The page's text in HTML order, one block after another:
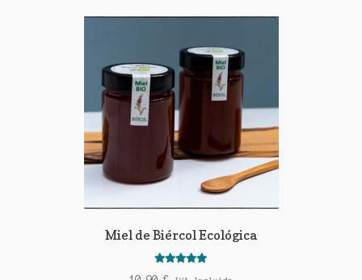
Miel de Biércol Ecológica